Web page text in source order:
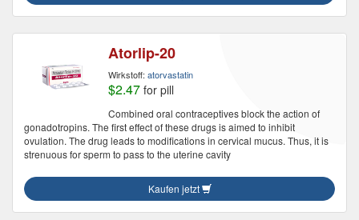
Atorlip-20
Wirkstoff: atorvastatin
$2.47 for pill
Combined oral contraceptives block the action of
gonadotropins. The first effect of these drugs is aimed to inhibit
ovulation. The drug leads to modifications in cervical mucus. Thus, it is
strenuous for sperm to pass to the uterine cavity
Kaufen jetzt